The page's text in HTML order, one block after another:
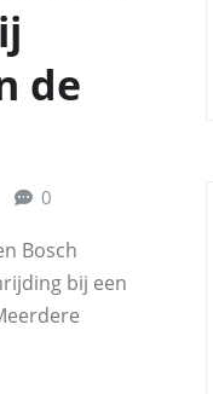
de
0
Bosch
bij een